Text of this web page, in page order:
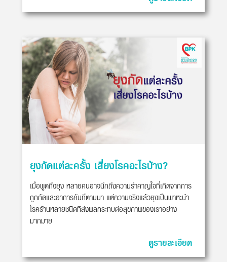
ยุงกัดแต่ละครั้ง เสี่ยงโรคอะไรบ้าง?
เมื่อพูดถึงยุง หลายคนอาจนึกถึงความรำคาญใจที่เกิดจากการ
ถูกกัดและอาการคันที่ตามมา แต่ความจริงแล้วยุงเป็นพาหะนำ
โรคร้านหลายชนิดที่ส่งผลกระทบต่อสุขภาพของเราอย่าง
มากมาย
ดูรายละเอียด